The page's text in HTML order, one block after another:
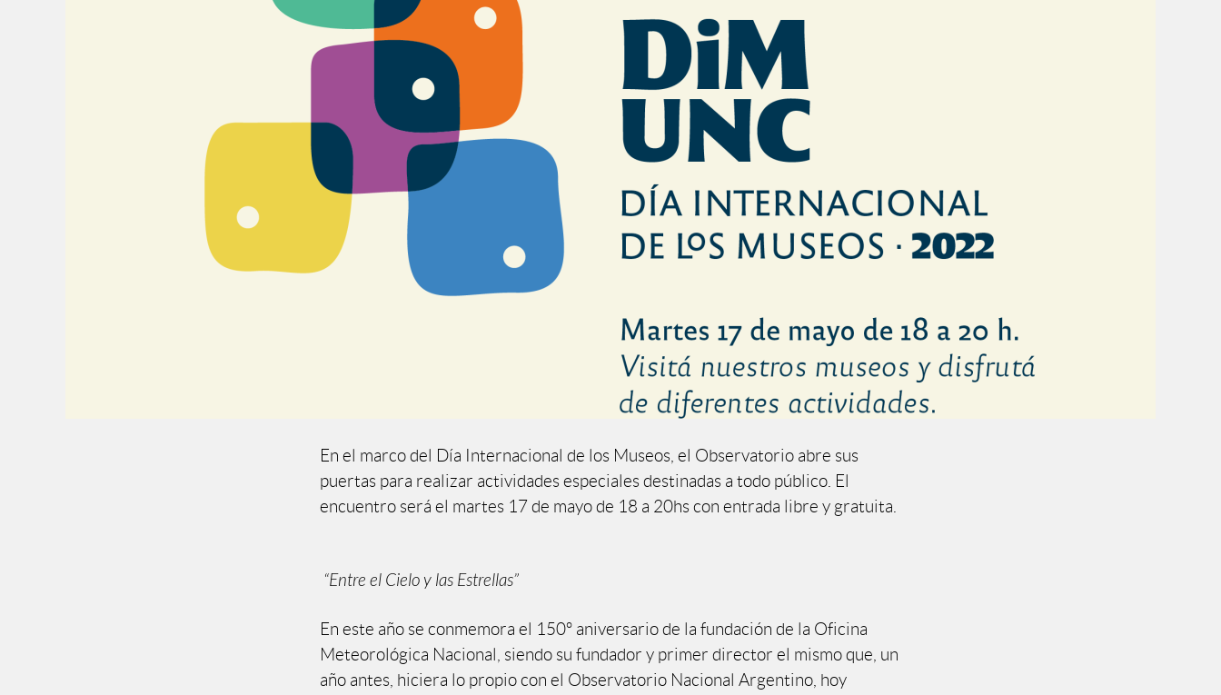
En el marco del Día Internacional de los Museos, el Observatorio abre sus
puertas para realizar actividades especiales destinadas a todo público. El
encuentro será el martes 17 de mayo de 18 a 20hs con entrada libre y gratuita.
“Entre el Cielo y las Estrellas”
En este año se conmemora el 150º aniversario de la fundación de la Oficina
Meteorológica Nacional, siendo su fundador y primer director el mismo que, un
año antes, hiciera lo propio con el Observatorio Nacional Argentino, hoy